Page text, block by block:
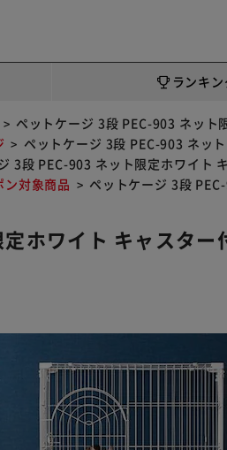
ランキ
ペットケージ 3段 PEC-903 ネット
ペットケージ 3段 PEC-903 ネッ
3段 PEC-903 ネット限定ホワイト
対象商品 ペットケージ 3段
ホワイト キャスター